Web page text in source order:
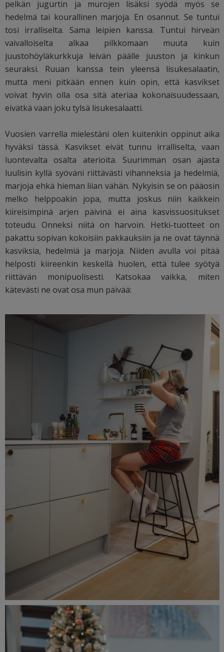
pelkän jugurtin ja murojen lisäksi syödä myös se
hedelmä tai kourallinen marjoja. En osannut. Se tuntui
tosi irralliselta. Sama leipien kanssa. Tuntui hirveän
vaivalloiselta alkaa pilkkomaan muuta kuin
juustohöyläkurkkuja leivän päälle juuston ja kinkun
seuraksi. Ruuan kanssa tein yleensä lisukesalaatin,
mutta meni pitkään ennen kuin opin, että kasvikset
voivat hyvin olla osa sitä ateriaa kokonaisuudessaan,
eivätkä vaan joku tylsä lisukesalaatti.
Vuosien varrella mielestäni olen kuitenkin oppinut aika
hyväksi tässä. Kasvikset eivät tunnu irralliselta, vaan
luontevalta osalta aterioita. Suurimman osan ajasta
luulisin kyllä syöväni riittävästi vihanneksia ja hedelmiä,
marjoja ehkä hieman liian vähän. Nykyisin se on pääosin
melko helppoakin jopa, mutta joskus niin kaikkein
kiireisimpinä arjen päivinä ei aina kasvissuositukset
toteudu. Onneksi niitä on harvoin. Hetki-tuotteet on
pakattu sopivan kokoisiin pakkauksiin ja ne ovat täynnä
kasviksia, hedelmiä ja marjoja. Niiden avulla voi pitää
helposti kiireenkin keskellä huolen, että tulee syötyä
riittävän monipuolisesti. Katsokaa vaikka, miten
kätevästi ne ovat osa mun päivää: